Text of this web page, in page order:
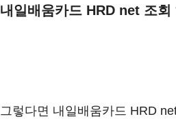
내일배움카드 HRD net 조
그렇다면 내일배움카드 HRD